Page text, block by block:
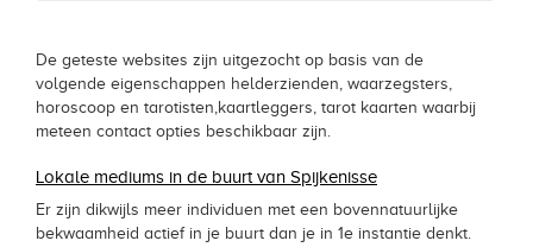
De geteste websites zijn uitgezocht op basis van de
volgende eigenschappen helderzienden, waarzegsters,
horoscoop en tarotisten,kaartleggers, tarot kaarten waarbij
meteen contact opties beschikbaar zijn.
Lokale mediums in de buurt van Spijkenisse
Er zijn dikwijls meer individuen met een bovennatuurlijke
bekwaamheid actief in je buurt dan je in 1e instantie denkt.